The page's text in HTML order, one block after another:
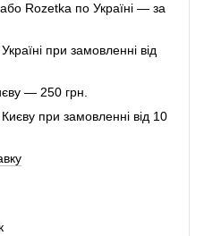
Rozetka по Україні — за
при замовленні від
— 250 грн.
при замовленні від 10